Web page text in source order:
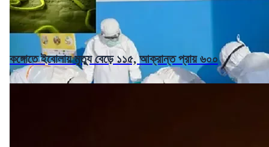
কঙ্গোতে ইবোলায় মৃত্যু বেড়ে ১১৫, আক্রান্ত প্রায় ৬০০